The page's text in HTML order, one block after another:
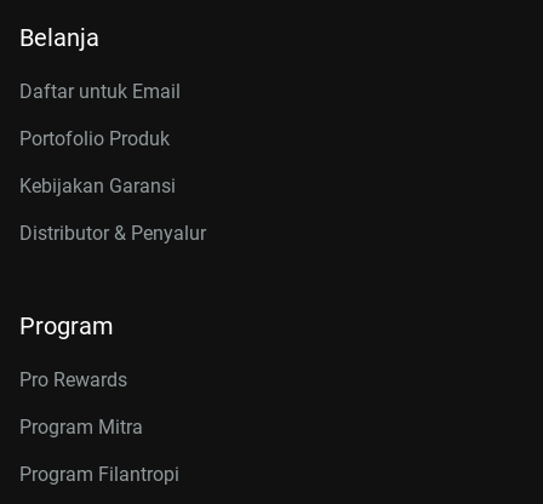
Belanja
Daftar untuk Email
Portofolio Produk
Kebijakan Garansi
Distributor & Penyalur
Program
Pro Rewards
Program Mitra
Program Filantropi